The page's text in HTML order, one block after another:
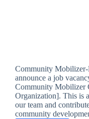
Community
announce a job
Community
Organization]. This is
our team and
community